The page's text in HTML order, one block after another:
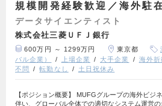
規模開発経験歓迎／海外駐
データサイエンティスト
株式会社三菱ＵＦＪ銀行
600万円 ～ 1299万円 東京都
バル企業）
上場企業 大手企業 海外折
不問
転勤なし 土日祝休み
【ポジション概要】 MUFGグループの海外ビジ
伴い、グローバル全体での適切なシステム運営